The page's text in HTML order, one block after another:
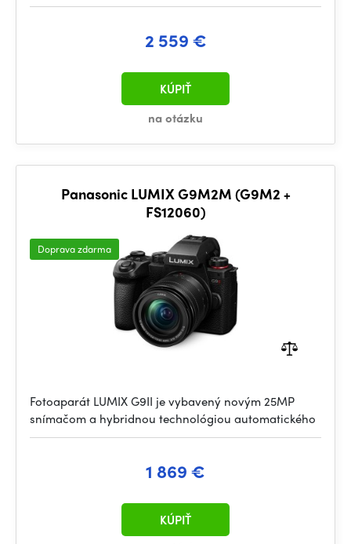
2 559 €
na otázku
KÚPIŤ
Panasonic LUMIX G9M2M (G9M2 +
FS12060)
Doprava zdarma
Fotoaparát LUMIX G9II je vybavený novým 25MP
snímačom a hybridnou technológiou automatického
1 869 €
KÚPIŤ